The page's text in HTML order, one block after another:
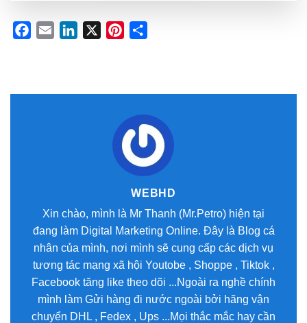
Facebook
Email LinkedIn Pinterest
WEBHD
Xin chào, mình là Mr Thanh (Mr.Petro) hiện tại
đang làm Digital Marketing Online. Đây là Blog cá
nhân của mình, nơi mình sẽ cung cấp các dịch vụ
tương tác mạng xã hội Youtobe , Shoppe , Tiktok ,
Facebook tăng like theo dõi ...Ngoài ra nghề chính
mình làm Gửi hàng đi nước ngoài bởi hãng vận
chuyển DHL , Fedex , Ups ...Mọi thắc mắc hay cần